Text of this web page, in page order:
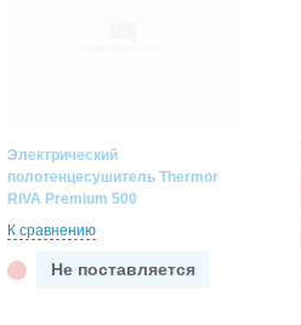
Электрический
полотенцесушитель Thermor
RIVA Premium 500
К сравнению
Не поставляется